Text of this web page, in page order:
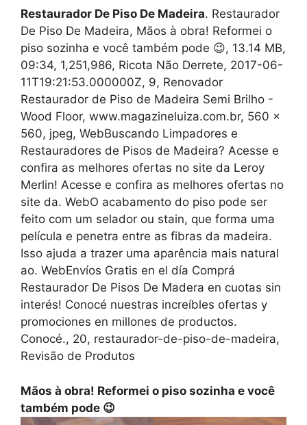
Restaurador De Piso De Madeira. Restaurador
De Piso De Madeira, Mãos à obra! Reformei o
piso sozinha e você também pode 😉, 13.14 MB,
09:34, 1,251,986, Ricota Não Derrete, 2017-06-
11T19:21:53.000000Z, 9, Renovador
Restaurador de Piso de Madeira Semi Brilho -
Wood Floor, www.magazineluiza.com.br, 560 x
560, jpeg, WebBuscando Limpadores e
Restauradores de Pisos de Madeira? Acesse e
confira as melhores ofertas no site da Leroy
Merlin! Acesse e confira as melhores ofertas no
site da. WebO acabamento do piso pode ser
feito com um selador ou stain, que forma uma
película e penetra entre as fibras da madeira.
Isso ajuda a trazer uma aparência mais natural
ao. WebEnvíos Gratis en el día Comprá
Restaurador De Pisos De Madera en cuotas sin
interés! Conocé nuestras increíbles ofertas y
promociones en millones de productos.
Conocé., 20, restaurador-de-piso-de-madeira,
Revisão de Produtos
Mãos à obra! Reformei o piso sozinha e você
também pode 😉